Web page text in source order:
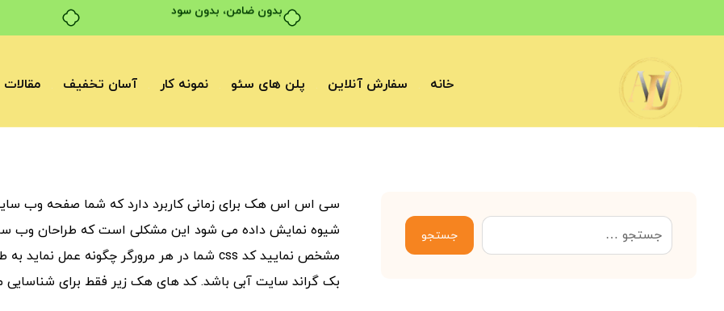
بدون ضامن، بدون سود
خانه سفارش آنلاین پلن های سئو نمونه کار آسان تخفیف مقالات
سی اس اس هک برای زمانی کاربرد دارد که شما صفحه وب
شیوه نمایش داده می شود این مشکلی است که طراحان وب
بک گراند سایت آبی باشد. کد های هک زیر فقط برای شناسایی
جستجو